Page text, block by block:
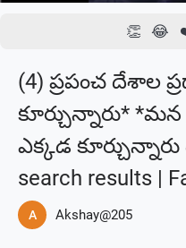
👏 😂
(4) ప్రపంచ దేశాల
కూర్చున్నారు*
ఎక్కడ
search results |
A Akshay@205